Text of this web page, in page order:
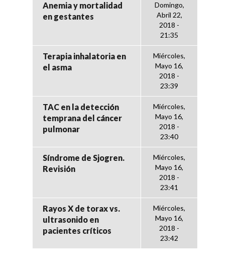
Anemia y mortalidad
en gestantes
Domingo,
Abril 22,
2018 -
21:35
Terapia inhalatoria en
el asma
Miércoles,
Mayo 16,
2018 -
23:39
TAC en la detección
temprana del cáncer
pulmonar
Miércoles,
Mayo 16,
2018 -
23:40
Síndrome de Sjogren.
Revisión
Miércoles,
Mayo 16,
2018 -
23:41
Rayos X de torax vs.
ultrasonido en
pacientes críticos
Miércoles,
Mayo 16,
2018 -
23:42